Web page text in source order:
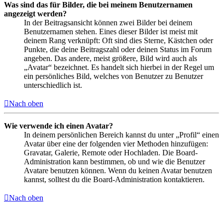
Was sind das für Bilder, die bei meinem Benutzernamen
angezeigt werden?
In der Beitragsansicht können zwei Bilder bei deinem
Benutzernamen stehen. Eines dieser Bilder ist meist mit
deinem Rang verknüpft: Oft sind dies Sterne, Kästchen oder
Punkte, die deine Beitragszahl oder deinen Status im Forum
angeben. Das andere, meist größere, Bild wird auch als
„Avatar“ bezeichnet. Es handelt sich hierbei in der Regel um
ein persönliches Bild, welches von Benutzer zu Benutzer
unterschiedlich ist.
Nach oben
Wie verwende ich einen Avatar?
In deinem persönlichen Bereich kannst du unter „Profil“ einen
Avatar über eine der folgenden vier Methoden hinzufügen:
Gravatar, Galerie, Remote oder Hochladen. Die Board-
Administration kann bestimmen, ob und wie die Benutzer
Avatare benutzen können. Wenn du keinen Avatar benutzen
kannst, solltest du die Board-Administration kontaktieren.
Nach oben